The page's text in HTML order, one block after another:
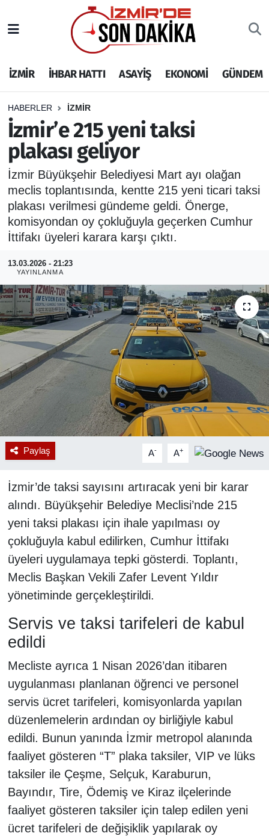
İZMİR İHBAR HATTI ASAYİŞ EKONOMİ GÜNDEM
HABERLER İZMİR
İzmir’e 215 yeni taksi
plakası geliyor
İzmir Büyükşehir Belediyesi Mart ayı olağan
meclis toplantısında, kentte 215 yeni ticari taksi
plakası verilmesi gündeme geldi. Önerge,
komisyondan oy çokluğuyla geçerken Cumhur
İttifakı üyeleri karara karşı çıktı.
13.03.2026 - 21:23
YAYINLANMA
Paylaş A- A+
İzmir’de taksi sayısını artıracak yeni bir karar
alındı. Büyükşehir Belediye Meclisi’nde 215
yeni taksi plakası için ihale yapılması oy
çokluğuyla kabul edilirken, Cumhur İttifakı
üyeleri uygulamaya tepki gösterdi. Toplantı,
Meclis Başkan Vekili Zafer Levent Yıldır
yönetiminde gerçekleştirildi.
Servis ve taksi tarifeleri de kabul
edildi
Mecliste ayrıca 1 Nisan 2026’dan itibaren
uygulanması planlanan öğrenci ve personel
servis ücret tarifeleri, komisyonlarda yapılan
düzenlemelerin ardından oy birliğiyle kabul
edildi. Bunun yanında İzmir metropol alanında
faaliyet gösteren “T” plaka taksiler, VIP ve lüks
taksiler ile Çeşme, Selçuk, Karaburun,
Bayındır, Tire, Ödemiş ve Kiraz ilçelerinde
faaliyet gösteren taksiler için talep edilen yeni
ücret tarifeleri de değişiklik yapılarak oy
İHBAR HATTI
DEPREM
GENEL
EKONOMİ
SİYASET
SPOR
ASAYİŞ
RESMİ REKLAM
İzmir Nöbetçi Eczaneler
İzmir Hava Durumu
İzmir Namaz Vakitleri
İzmir Trafik Yoğunluk Haritası
Puan Durumu ve Fikstür
Tüm Manşetler
Son Dakika Haberleri
Haber Arşivi